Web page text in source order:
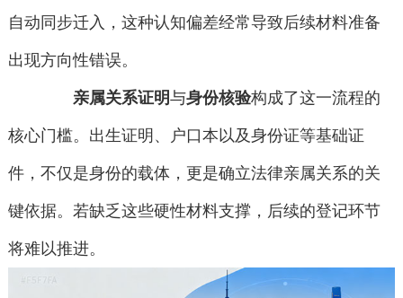
自动同步迁入，这种认知偏差经常导致后续材料准备
出现方向性错误。
亲属关系证明与身份核验构成了这一流程的
核心门槛。出生证明、户口本以及身份证等基础证
件，不仅是身份的载体，更是确立法律亲属关系的关
键依据。若缺乏这些硬性材料支撑，后续的登记环节
将难以推进。